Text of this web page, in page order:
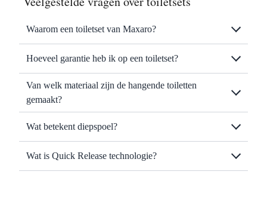
Waarom een toiletset van Maxaro?
Hoeveel garantie heb ik op een toiletset?
Van welk materiaal zijn de hangende toiletten
gemaakt?
Wat betekent diepspoel?
Wat is Quick Release technologie?